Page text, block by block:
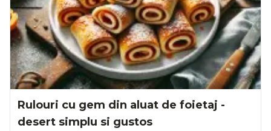
Rulouri cu gem din aluat de foietaj -
desert simplu si gustos